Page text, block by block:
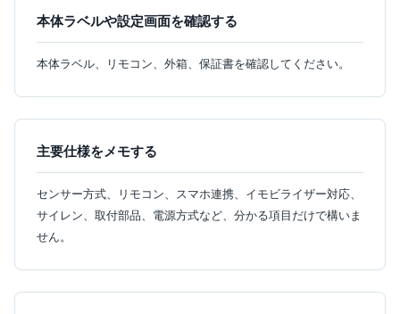
本体ラベルや設定画面を確認する
本体ラベル、リモコン、外箱、保証書を確認してください。
主要仕様をメモする
センサー方式、リモコン、スマホ連携、イモビライザー対応、
サイレン、取付部品、電源方式など、分かる項目だけで構いま
せん。